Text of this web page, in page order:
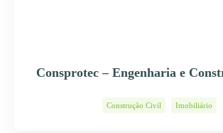
Consprotec – Engenharia e
Construção Civil Imobiliário